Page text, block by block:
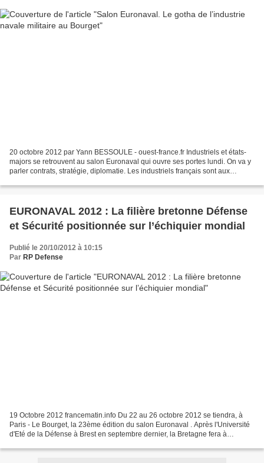
20 octobre 2012 par Yann BESSOULE - ouest-france.fr Industriels et états-
majors se retrouvent au salon Euronaval qui ouvre ses portes lundi. On va y
parler contrats, stratégie, diplomatie. Les industriels français sont aux
EURONAVAL 2012 : La filière bretonne Défense
et Sécurité positionnée sur l’échiquier mondial
Publié le 20/10/2012 à 10:15
Par RP Defense
19 Octobre 2012 francematin.info Du 22 au 26 octobre 2012 se tiendra, à
Paris - Le Bourget, la 23ème édition du salon Euronaval . Après l'Université
d'Eté de la Défense à Brest en septembre dernier, la Bretagne fera à